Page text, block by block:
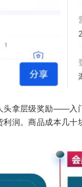
头拿层级奖励——入
润。商品成本几十